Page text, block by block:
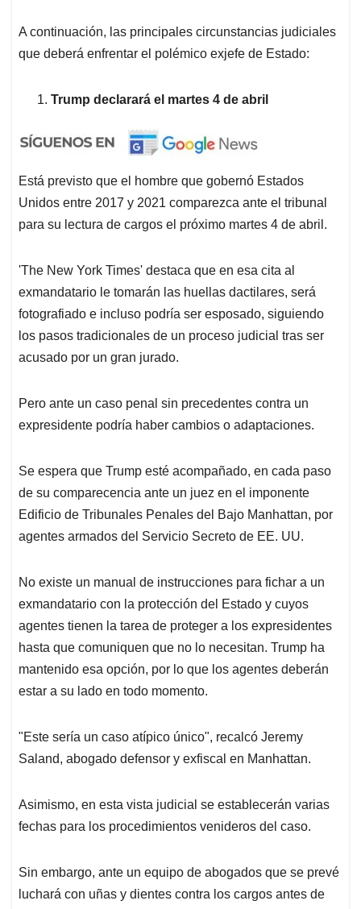
A continuación, las principales circunstancias judiciales
que deberá enfrentar el polémico exjefe de Estado:
Trump declarará el martes 4 de abril
Está previsto que el hombre que gobernó Estados
Unidos entre 2017 y 2021 comparezca ante el tribunal
para su lectura de cargos el próximo martes 4 de abril.
'The New York Times' destaca que en esa cita al
exmandatario le tomarán las huellas dactilares, será
fotografiado e incluso podría ser esposado, siguiendo
los pasos tradicionales de un proceso judicial tras ser
acusado por un gran jurado.
Pero ante un caso penal sin precedentes contra un
expresidente podría haber cambios o adaptaciones.
Se espera que Trump esté acompañado, en cada paso
de su comparecencia ante un juez en el imponente
Edificio de Tribunales Penales del Bajo Manhattan, por
agentes armados del Servicio Secreto de EE. UU.
No existe un manual de instrucciones para fichar a un
exmandatario con la protección del Estado y cuyos
agentes tienen la tarea de proteger a los expresidentes
hasta que comuniquen que no lo necesitan. Trump ha
mantenido esa opción, por lo que los agentes deberán
estar a su lado en todo momento.
"Este sería un caso atípico único", recalcó Jeremy
Saland, abogado defensor y exfiscal en Manhattan.
Asimismo, en esta vista judicial se establecerán varias
fechas para los procedimientos venideros del caso.
Sin embargo, ante un equipo de abogados que se prevé
luchará con uñas y dientes contra los cargos antes de